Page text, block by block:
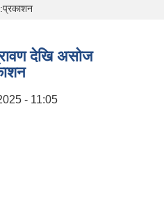
देखि असोज
- 11:05